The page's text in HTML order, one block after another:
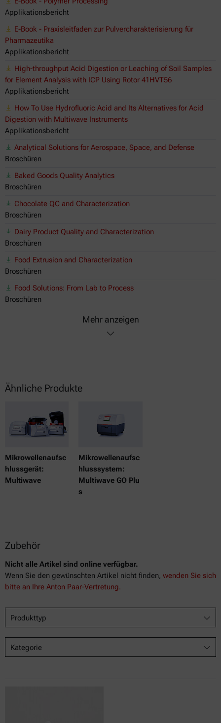
Applikationsbericht
E-Book - Praxisleitfaden zur Pulvercharakterisierung für
Pharmazeutika
Applikationsbericht
High-throughput Acid Digestion or Leaching of Soil Samples
for Element Analysis with ICP Using Rotor 41HVT56
Applikationsbericht
How To Use Hydrofluoric Acid and Its Alternatives for Acid
Digestion with Multiwave Instruments
Applikationsbericht
Analytical Solutions for Aerospace, Space, and Defense
Broschüren
Baked Goods Quality Analytics
Broschüren
Chocolate QC and Characterization
Broschüren
Dairy Product Quality and Characterization
Broschüren
Food Extrusion and Characterization
Broschüren
Food Solutions: From Lab to Process
Broschüren
Mehr anzeigen
Ähnliche Produkte
Mikrowellenaufsc
hlussgerät:
Multiwave
Mikrowellenaufsc
hlusssystem:
Multiwave GO Plu
s
Zubehör
Nicht alle Artikel sind online verfügbar.
Wenn Sie den gewünschten Artikel nicht finden, wenden Sie sich
bitte an Ihre Anton Paar-Vertretung.
Produkttyp
Kategorie